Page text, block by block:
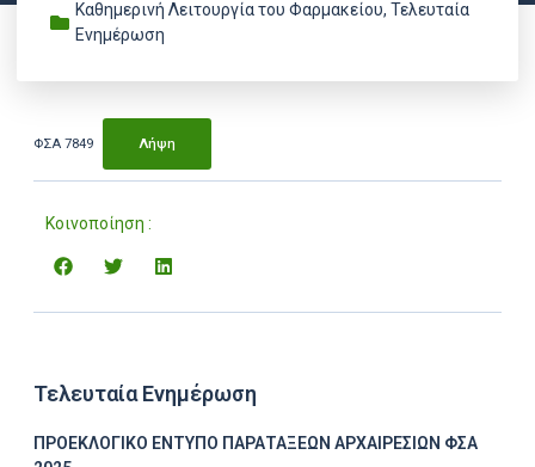
Καθημερινή Λειτουργία του Φαρμακείου, Τελευταία
Ενημέρωση
ΦΣΑ 7849 Λήψη
Κοινοποίηση :
Τελευταία Ενημέρωση
ΠΡΟΕΚΛΟΓΙΚΟ ΕΝΤΥΠΟ ΠΑΡΑΤΑΞΕΩΝ ΑΡΧΑΙΡΕΣΙΩΝ ΦΣΑ